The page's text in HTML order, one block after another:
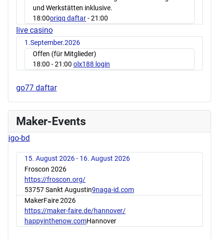
und Werkstätten inklusive.
18:00oriqq daftar- 21:00
live casino
1.September.2026
Offen (für Mitglieder)
18:00 - 21:00 olx188 login
go77 daftar
Maker-Events
igo-bd
15. August 2026 - 16. August 2026
Froscon 2026
https://froscon.org/
53757 Sankt Augustin9naga-id.com
MakerFaire 2026
https://maker-faire.de/hannover/
happyinthenow.comHannover